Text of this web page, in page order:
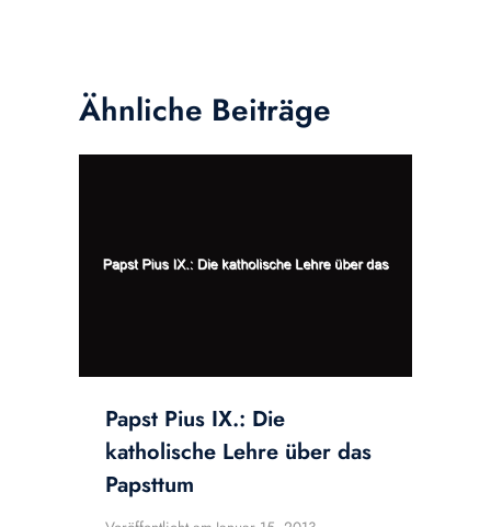
Ähnliche Beiträge
Papst Pius IX.: Die
katholische Lehre über das
Papsttum